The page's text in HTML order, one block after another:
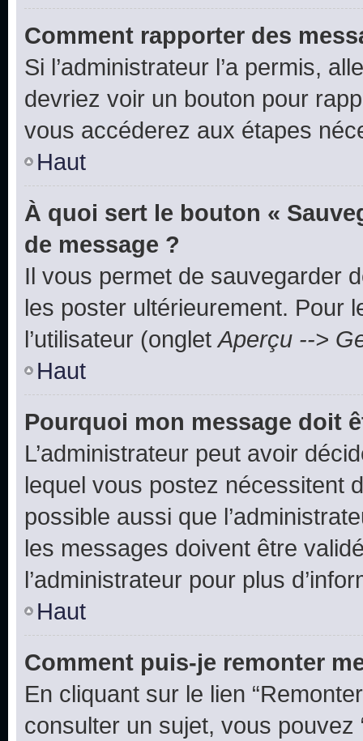
Comment rapporter des
Si l’administrateur l’a permis,
devriez voir un bouton pour
vous accéderez aux étapes
Haut
À quoi sert le bouton «
de message ?
Il vous permet de sauvegarder
les poster ultérieurement. Pour
l’utilisateur (ongletAperçu -->
Haut
Pourquoi mon message doit
L’administrateur peut avoir
lequel vous postez nécessitent
possible aussi que
les messages doivent être
l’administrateur pour plus
Haut
Comment puis-je remonter
En cliquant sur le lien
consulter un sujet, vous pouvez